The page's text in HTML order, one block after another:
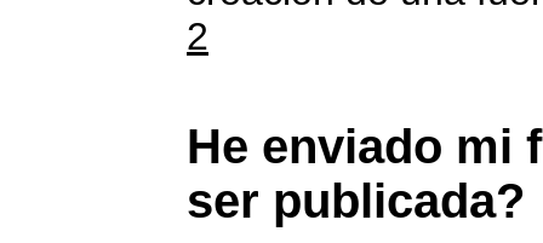
2
He enviado mi
ser publicada?